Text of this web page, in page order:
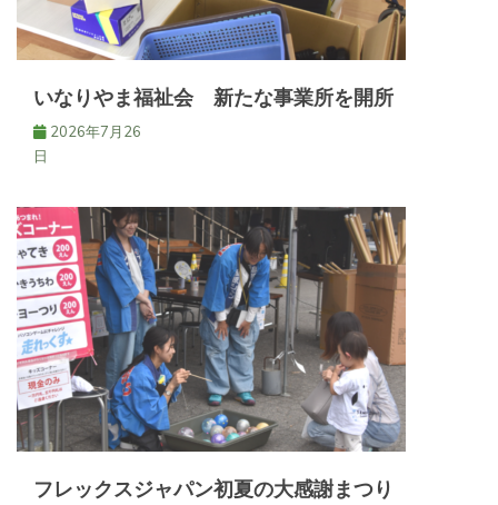
いなりやま福祉会 新たな事業所を開所
2026年7月26
日
フレックスジャパン初夏の大感謝まつり